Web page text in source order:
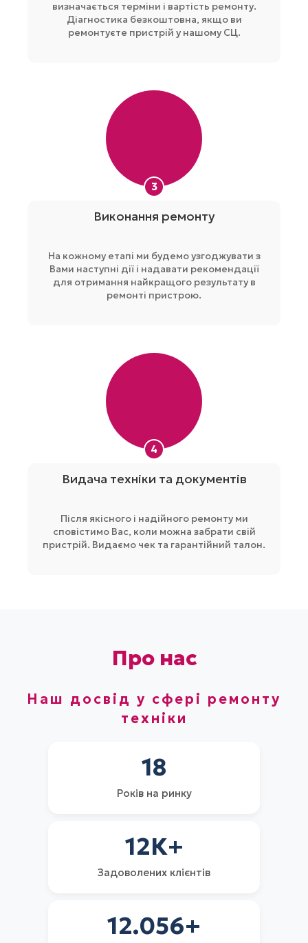
визначається терміни і вартість ремонту.
Діагностика безкоштовна, якщо ви
ремонтуєте пристрій у нашому СЦ.
3
Виконання ремонту
На кожному етапі ми будемо узгоджувати з
Вами наступні дії і надавати рекомендації
для отримання найкращого результату в
ремонті пристрою.
4
Видача техніки та документів
Після якісного і надійного ремонту ми
сповістимо Вас, коли можна забрати свій
пристрій. Видаємо чек та гарантійний талон.
Про нас
Наш досвід у сфері ремонту
техніки
18
Років на ринку
12К+
Задоволених клієнтів
12.056+